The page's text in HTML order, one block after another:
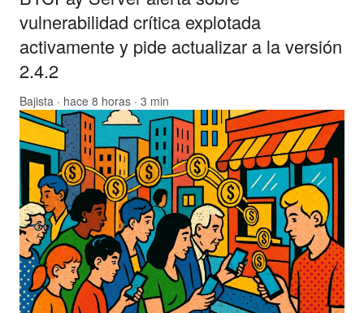
vulnerabilidad crítica explotada
activamente y pide actualizar a la versión
2.4.2
Bajista · hace 8 horas · 3 min